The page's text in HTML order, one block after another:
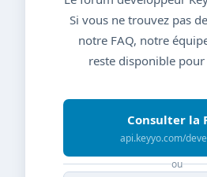
Si vous ne trouvez pas
notre FAQ, notre
reste disponible pour
Consulter la
api.keyyo.com/
ou